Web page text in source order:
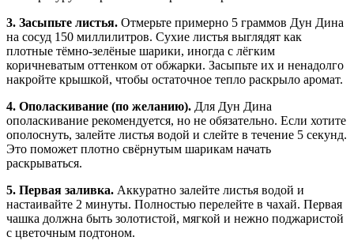
3. Засыпьте листья. Отмерьте примерно 5 граммов Дун Дина
на сосуд 150 миллилитров. Сухие листья выглядят как
плотные тёмно-зелёные шарики, иногда с лёгким
коричневатым оттенком от обжарки. Засыпьте их и ненадолго
накройте крышкой, чтобы остаточное тепло раскрыло аромат.
4. Ополаскивание (по желанию). Для Дун Дина
ополаскивание рекомендуется, но не обязательно. Если хотите
ополоснуть, залейте листья водой и слейте в течение 5 секунд.
Это поможет плотно свёрнутым шарикам начать
раскрываться.
5. Первая заливка. Аккуратно залейте листья водой и
настаивайте 2 минуты. Полностью перелейте в чахай. Первая
чашка должна быть золотистой, мягкой и нежно поджаристой
с цветочным подтоном.